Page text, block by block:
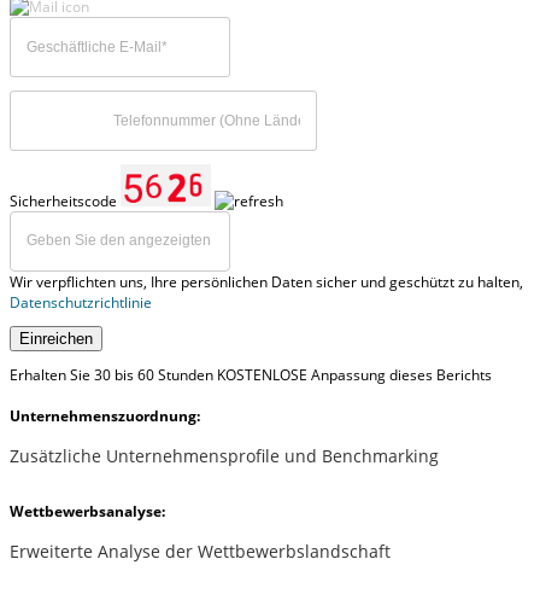
Sicherheitscode
Wir verpflichten uns, Ihre persönlichen Daten sicher und geschützt zu halten,
Datenschutzrichtlinie
Einreichen
Erhalten Sie 30 bis 60 Stunden KOSTENLOSE Anpassung dieses Berichts
Unternehmenszuordnung:
Zusätzliche Unternehmensprofile und Benchmarking
Wettbewerbsanalyse:
Erweiterte Analyse der Wettbewerbslandschaft